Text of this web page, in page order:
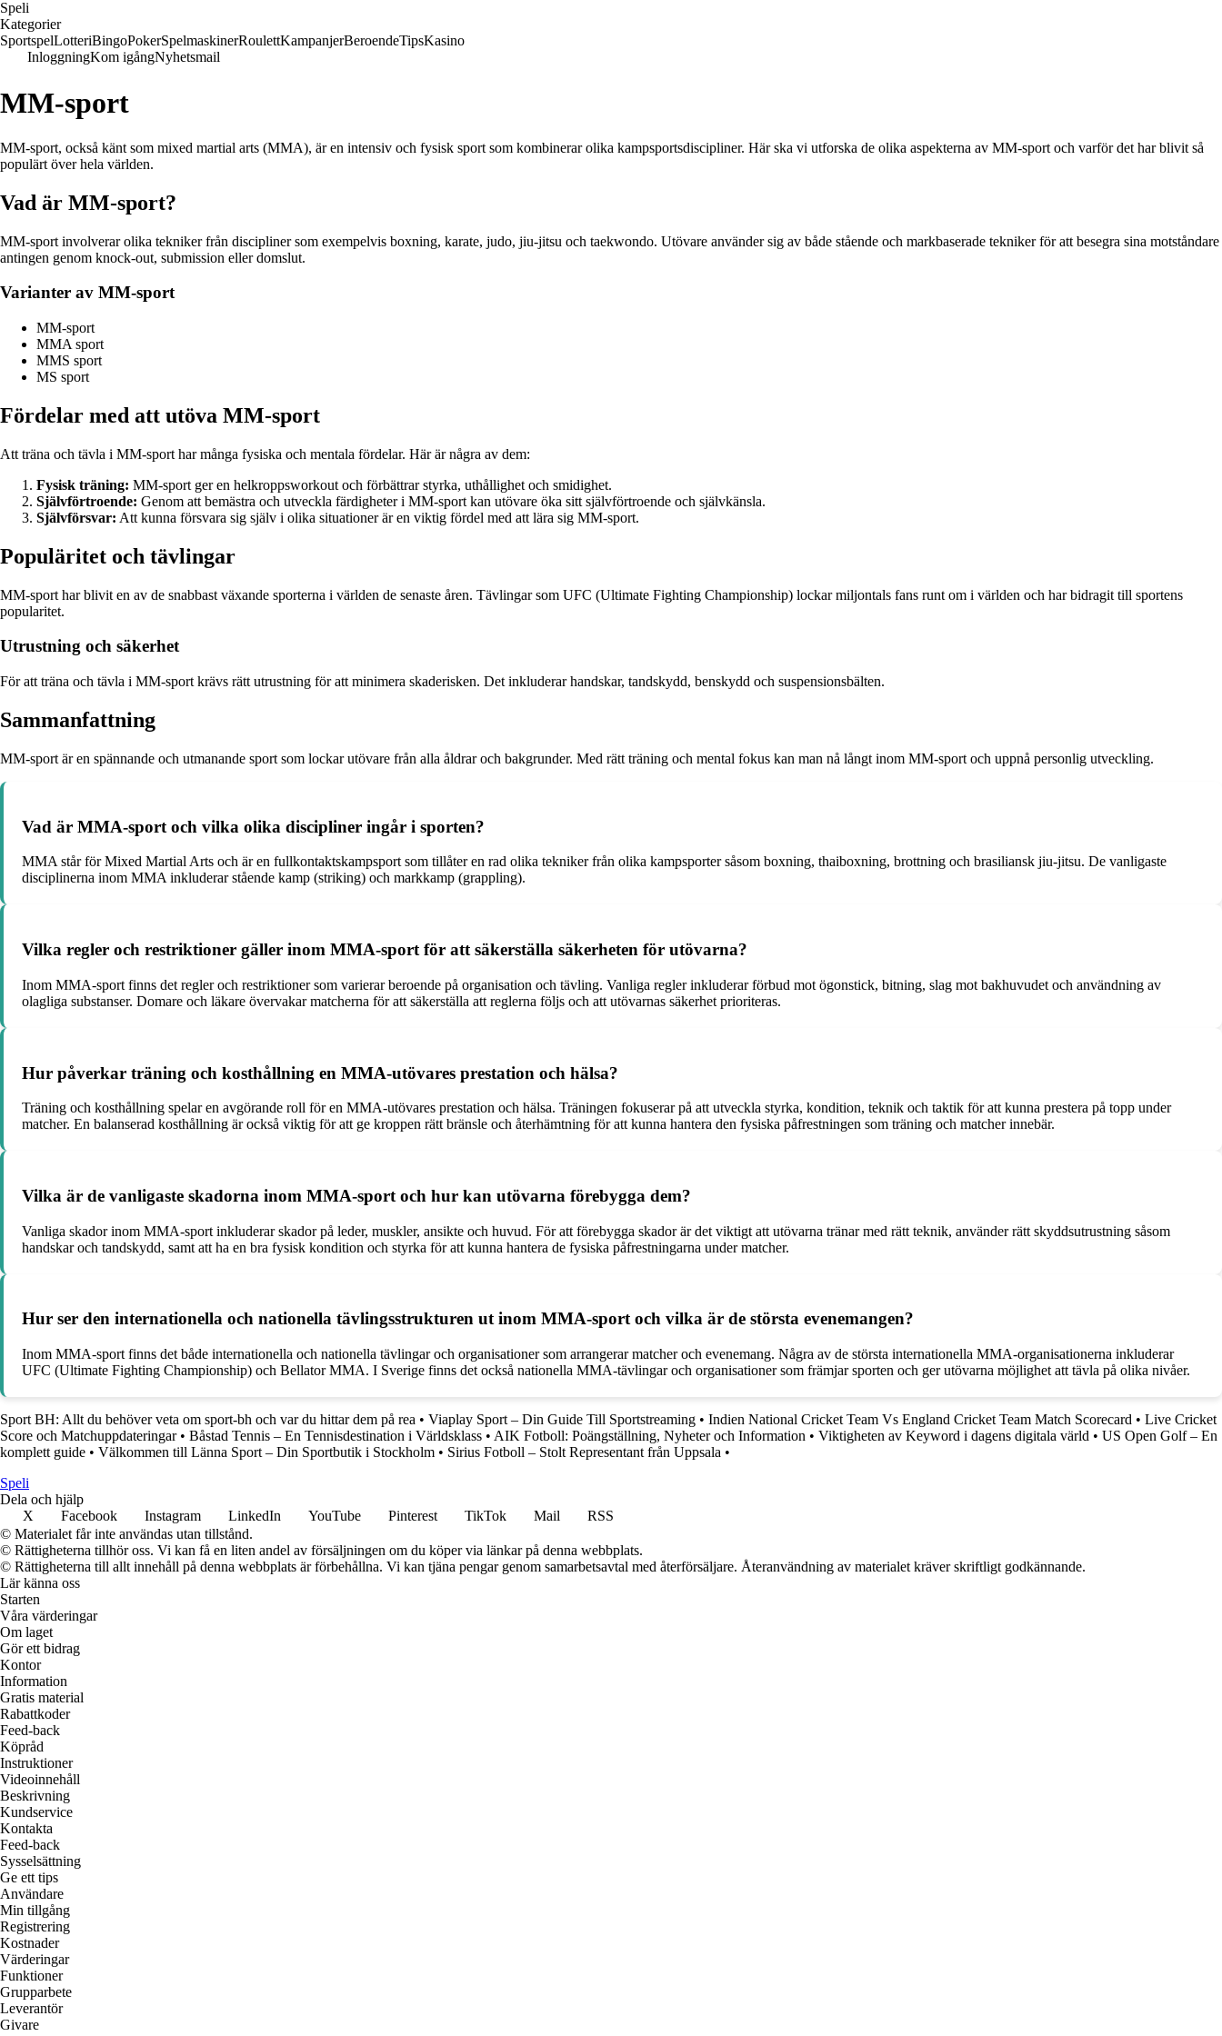
Speli
Kategorier
SportspelLotteriBingoPokerSpelmaskinerRoulettKampanjerBeroendeTipsKasino
InloggningKom igångNyhetsmail
MM-sport
MM-sport, också känt som mixed martial arts (MMA), är en intensiv och fysisk sport som kombinerar olika kampsportsdiscipliner. Här ska vi utforska de olika aspekterna av MM-sport och varför det har blivit så
populärt över hela världen.
Vad är MM-sport?
MM-sport involverar olika tekniker från discipliner som exempelvis boxning, karate, judo, jiu-jitsu och taekwondo. Utövare använder sig av både stående och markbaserade tekniker för att besegra sina motståndare
antingen genom knock-out, submission eller domslut.
Varianter av MM-sport
MM-sport
MMA sport
MMS sport
MS sport
Fördelar med att utöva MM-sport
Att träna och tävla i MM-sport har många fysiska och mentala fördelar. Här är några av dem:
Fysisk träning: MM-sport ger en helkroppsworkout och förbättrar styrka, uthållighet och smidighet.
Självförtroende: Genom att bemästra och utveckla färdigheter i MM-sport kan utövare öka sitt självförtroende och självkänsla.
Självförsvar: Att kunna försvara sig själv i olika situationer är en viktig fördel med att lära sig MM-sport.
Populäritet och tävlingar
MM-sport har blivit en av de snabbast växande sporterna i världen de senaste åren. Tävlingar som UFC (Ultimate Fighting Championship) lockar miljontals fans runt om i världen och har bidragit till sportens
popularitet.
Utrustning och säkerhet
För att träna och tävla i MM-sport krävs rätt utrustning för att minimera skaderisken. Det inkluderar handskar, tandskydd, benskydd och suspensionsbälten.
Sammanfattning
MM-sport är en spännande och utmanande sport som lockar utövare från alla åldrar och bakgrunder. Med rätt träning och mental fokus kan man nå långt inom MM-sport och uppnå personlig utveckling.
Vad är MMA-sport och vilka olika discipliner ingår i sporten?
MMA står för Mixed Martial Arts och är en fullkontaktskampsport som tillåter en rad olika tekniker från olika kampsporter såsom boxning, thaiboxning, brottning och brasiliansk jiu-jitsu. De vanligaste
disciplinerna inom MMA inkluderar stående kamp (striking) och markkamp (grappling).
Vilka regler och restriktioner gäller inom MMA-sport för att säkerställa säkerheten för utövarna?
Inom MMA-sport finns det regler och restriktioner som varierar beroende på organisation och tävling. Vanliga regler inkluderar förbud mot ögonstick, bitning, slag mot bakhuvudet och användning av
olagliga substanser. Domare och läkare övervakar matcherna för att säkerställa att reglerna följs och att utövarnas säkerhet prioriteras.
Hur påverkar träning och kosthållning en MMA-utövares prestation och hälsa?
Träning och kosthållning spelar en avgörande roll för en MMA-utövares prestation och hälsa. Träningen fokuserar på att utveckla styrka, kondition, teknik och taktik för att kunna prestera på topp under
matcher. En balanserad kosthållning är också viktig för att ge kroppen rätt bränsle och återhämtning för att kunna hantera den fysiska påfrestningen som träning och matcher innebär.
Vilka är de vanligaste skadorna inom MMA-sport och hur kan utövarna förebygga dem?
Vanliga skador inom MMA-sport inkluderar skador på leder, muskler, ansikte och huvud. För att förebygga skador är det viktigt att utövarna tränar med rätt teknik, använder rätt skyddsutrustning såsom
handskar och tandskydd, samt att ha en bra fysisk kondition och styrka för att kunna hantera de fysiska påfrestningarna under matcher.
Hur ser den internationella och nationella tävlingsstrukturen ut inom MMA-sport och vilka är de största evenemangen?
Inom MMA-sport finns det både internationella och nationella tävlingar och organisationer som arrangerar matcher och evenemang. Några av de största internationella MMA-organisationerna inkluderar
UFC (Ultimate Fighting Championship) och Bellator MMA. I Sverige finns det också nationella MMA-tävlingar och organisationer som främjar sporten och ger utövarna möjlighet att tävla på olika nivåer.
Sport BH: Allt du behöver veta om sport-bh och var du hittar dem på rea • Viaplay Sport – Din Guide Till Sportstreaming • Indien National Cricket Team Vs England Cricket Team Match Scorecard • Live Cricket
Score och Matchuppdateringar• Båstad Tennis – En Tennisdestination i Världsklass • AIK Fotboll: Poängställning, Nyheter och Information • Viktigheten av Keyword i dagens digitala värld • US Open Golf – En
komplett guide • Välkommen till Länna Sport – Din Sportbutik i Stockholm • Sirius Fotboll – Stolt Representant från Uppsala •
Speli
Dela och hjälp
X
Facebook Instagram LinkedIn YouTube Pinterest TikTok Mail
RSS
© Materialet får inte användas utan tillstånd.
© Rättigheterna tillhör oss. Vi kan få en liten andel av försäljningen om du köper via länkar på denna webbplats.
© Rättigheterna till allt innehåll på denna webbplats är förbehållna. Vi kan tjäna pengar genom samarbetsavtal med återförsäljare. Återanvändning av materialet kräver skriftligt godkännande.
Lär känna oss
Starten
Våra värderingar
Om laget
Gör ett bidrag
Kontor
Information
Gratis material
Rabattkoder
Feed-back
Köpråd
Instruktioner
Videoinnehåll
Beskrivning
Kundservice
Kontakta
Feed-back
Sysselsättning
Ge ett tips
Användare
Min tillgång
Registrering
Kostnader
Värderingar
Funktioner
Grupparbete
Leverantör
Givare